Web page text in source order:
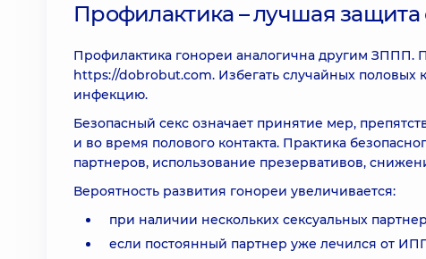
Профилактика – лучшая защита
Профилактика гонореи аналогична другим ЗППП.
https://dobrobut.com. Избегать случайных половых
инфекцию.
Безопасный секс означает принятие мер,
и во время полового контакта. Практика
партнеров, использование презервативов,
Вероятность развития гонореи увеличивается:
при наличии нескольких сексуальных
если постоянный партнер уже лечился от